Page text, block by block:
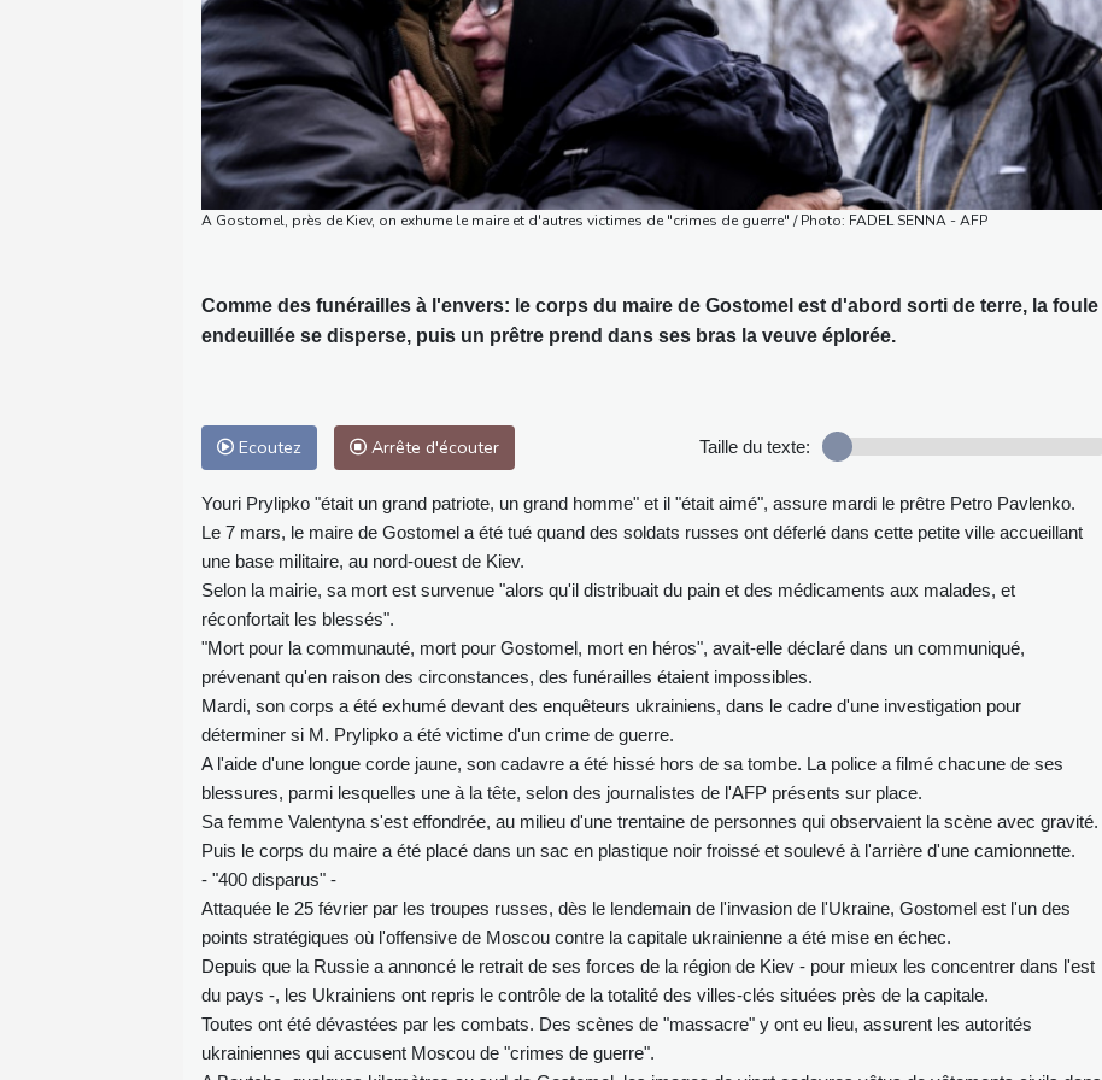
A Gostomel, près de Kiev, on exhume le maire et d'autres victimes de "crimes de guerre" / Photo: FADEL SENNA - AFP
Comme des funérailles à l'envers: le corps du maire de Gostomel est d'abord sorti de terre, la foule
endeuillée se disperse, puis un prêtre prend dans ses bras la veuve éplorée.
Ecoutez Arrête d'écouter Taille du texte:
Youri Prylipko "était un grand patriote, un grand homme" et il "était aimé", assure mardi le prêtre Petro Pavlenko.
Le 7 mars, le maire de Gostomel a été tué quand des soldats russes ont déferlé dans cette petite ville accueillant
une base militaire, au nord-ouest de Kiev.
Selon la mairie, sa mort est survenue "alors qu'il distribuait du pain et des médicaments aux malades, et
réconfortait les blessés".
"Mort pour la communauté, mort pour Gostomel, mort en héros", avait-elle déclaré dans un communiqué,
prévenant qu'en raison des circonstances, des funérailles étaient impossibles.
Mardi, son corps a été exhumé devant des enquêteurs ukrainiens, dans le cadre d'une investigation pour
déterminer si M. Prylipko a été victime d'un crime de guerre.
A l'aide d'une longue corde jaune, son cadavre a été hissé hors de sa tombe. La police a filmé chacune de ses
blessures, parmi lesquelles une à la tête, selon des journalistes de l'AFP présents sur place.
Sa femme Valentyna s'est effondrée, au milieu d'une trentaine de personnes qui observaient la scène avec gravité.
Puis le corps du maire a été placé dans un sac en plastique noir froissé et soulevé à l'arrière d'une camionnette.
- "400 disparus" -
Attaquée le 25 février par les troupes russes, dès le lendemain de l'invasion de l'Ukraine, Gostomel est l'un des
points stratégiques où l'offensive de Moscou contre la capitale ukrainienne a été mise en échec.
Depuis que la Russie a annoncé le retrait de ses forces de la région de Kiev - pour mieux les concentrer dans l'est
du pays -, les Ukrainiens ont repris le contrôle de la totalité des villes-clés situées près de la capitale.
Toutes ont été dévastées par les combats. Des scènes de "massacre" y ont eu lieu, assurent les autorités
ukrainiennes qui accusent Moscou de "crimes de guerre".